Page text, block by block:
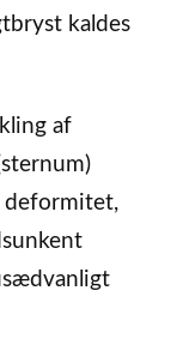
kaldes
af
deformitet,